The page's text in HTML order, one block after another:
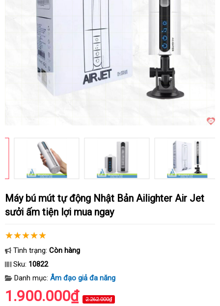
Máy bú mút tự động Nhật Bản Ailighter Air Jet
sưởi ấm tiện lợi mua ngay
Tình trạng: Còn hàng
Sku: 10822
Danh mục: Âm đạo giả đa năng
1.900.000₫ 2.262.000₫